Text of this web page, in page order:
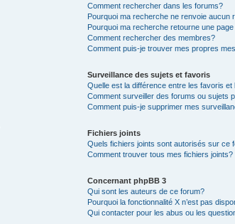
Comment rechercher dans les forums?
Pourquoi ma recherche ne renvoie aucun
Pourquoi ma recherche retourne une
Comment rechercher des membres?
Comment puis-je trouver mes propres
Surveillance des sujets et favoris
Quelle est la différence entre les favoris et
Comment surveiller des forums ou sujets
Comment puis-je supprimer mes
Fichiers joints
Quels fichiers joints sont autorisés sur ce
Comment trouver tous mes fichiers joints?
Concernant phpBB 3
Qui sont les auteurs de ce forum?
Pourquoi la fonctionnalité X n’est pas
Qui contacter pour les abus ou les